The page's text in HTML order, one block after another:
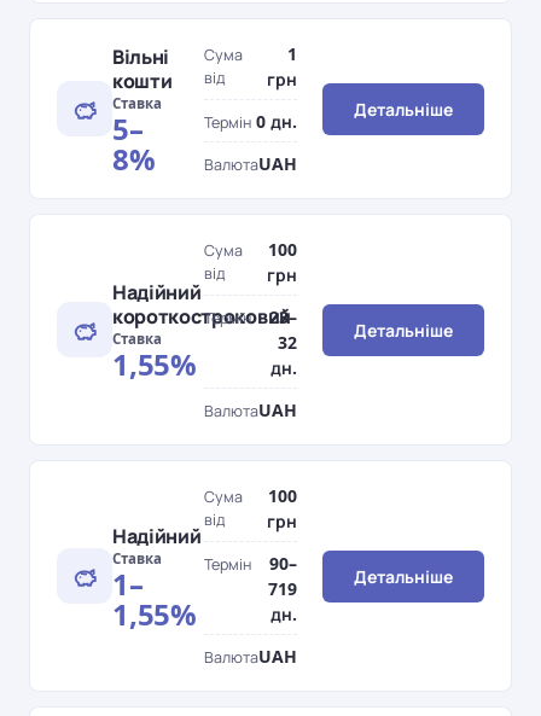
Вільні
кошти
Ставка
5–
8%
Сума
від
1
грн
Термін 0 дн.
ВалютаUAH
Детальніше
Надійний
короткостроковий
Ставка
1,55%
Сума
від
100
грн
Термін
23–
32
дн.
ВалютаUAH
Детальніше
Надійний
Ставка
1–
1,55%
Сума
від
100
грн
Термін
90–
719
дн.
ВалютаUAH
Детальніше